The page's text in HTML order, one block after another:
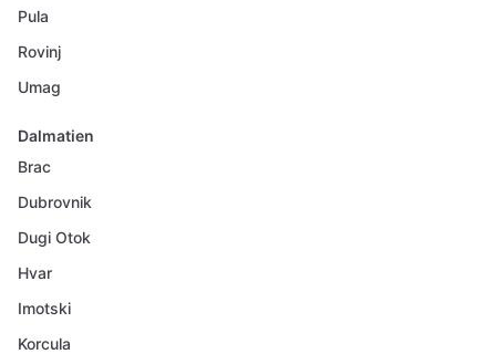
Pula
Rovinj
Umag
Dalmatien
Brac
Dubrovnik
Dugi Otok
Hvar
Imotski
Korcula